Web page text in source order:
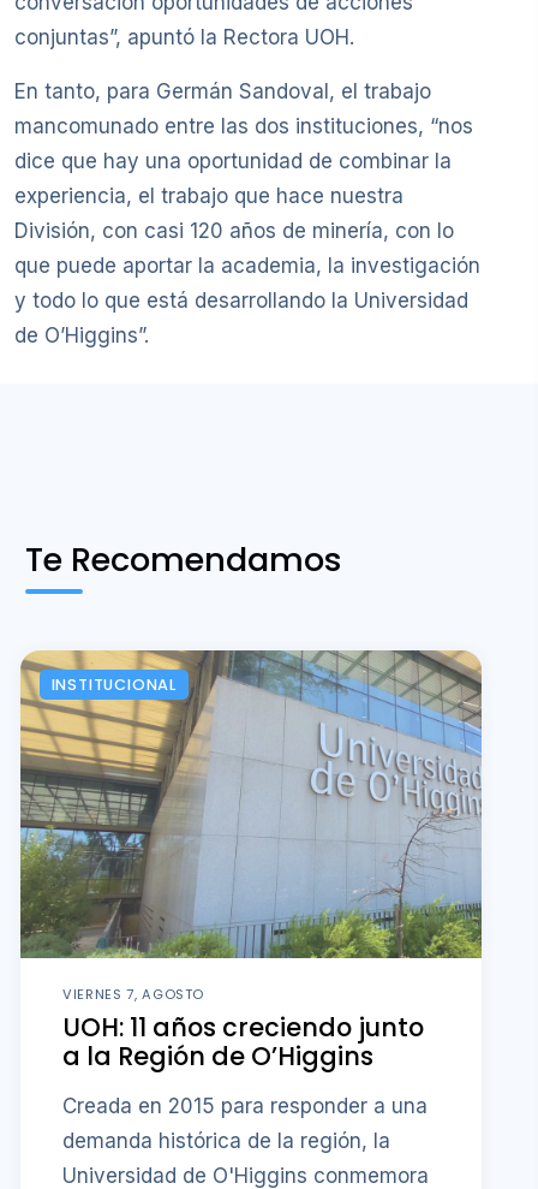
conjuntas”, apuntó la Rectora UOH.
En tanto, para Germán Sandoval, el trabajo
mancomunado entre las dos instituciones, “nos
dice que hay una oportunidad de combinar la
experiencia, el trabajo que hace nuestra
División, con casi 120 años de minería, con lo
que puede aportar la academia, la investigación
y todo lo que está desarrollando la Universidad
de O’Higgins”.
Te Recomendamos
INSTITUCIONAL
VIERNES 7, AGOSTO
UOH: 11 años creciendo junto
a la Región de O’Higgins
Creada en 2015 para responder a una
demanda histórica de la región, la
Universidad de O'Higgins conmemora